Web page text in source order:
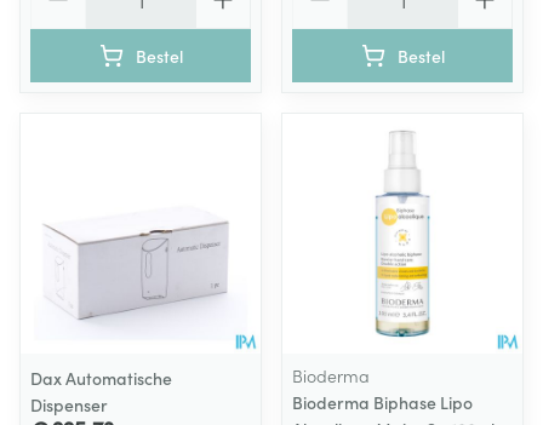
Bestel Bestel
Dax Automatische
Dispenser
Bioderma
Bioderma Biphase Lipo